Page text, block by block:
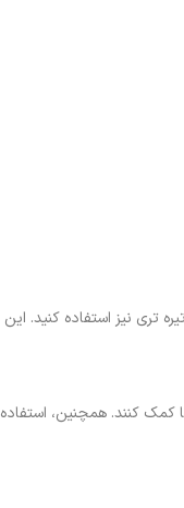
تری نیز استفاده کنید.
کنند. همچنین،